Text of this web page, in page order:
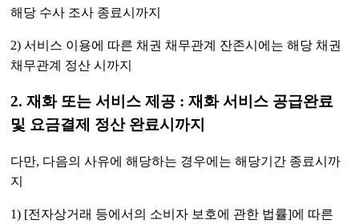
해당 수사 조사 종료시까지
2) 서비스 이용에 따른 채권 채무관계 잔존시에는 해당 채권
채무관계 정산 시까지
2. 재화 또는 서비스 제공 : 재화 서비스 공급완료
및 요금결제 정산 완료시까지
다만, 다음의 사유에 해당하는 경우에는 해당기간 종료시까
지
1) [전자상거래 등에서의 소비자 보호에 관한 법률]에 따른